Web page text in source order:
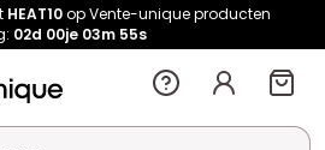
HEAT10op Vente-unique producten
02d 00je 03m 54s